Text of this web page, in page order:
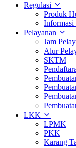
Regulasi
Produk
Pelayanan
Jam
Alur
SKTM
LKK
LPMK
PKK
Karang